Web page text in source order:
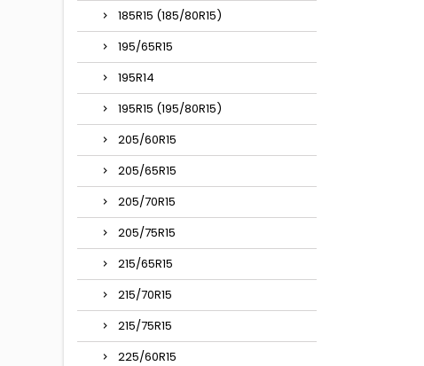
185R15 (185/80R15)
195/65R15
195R14
195R15 (195/80R15)
205/60R15
205/65R15
205/70R15
205/75R15
215/65R15
215/70R15
215/75R15
225/60R15